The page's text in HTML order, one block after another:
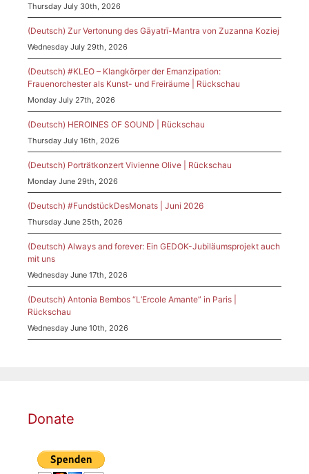
Thursday July 30th, 2026
(Deutsch) Zur Vertonung des Gāyatrī-Mantra von Zuzanna Koziej
Wednesday July 29th, 2026
(Deutsch) #KLEO – Klangkörper der Emanzipation:
Frauenorchester als Kunst- und Freiräume | Rückschau
Monday July 27th, 2026
(Deutsch) HEROINES OF SOUND | Rückschau
Thursday July 16th, 2026
(Deutsch) Porträtkonzert Vivienne Olive | Rückschau
Monday June 29th, 2026
(Deutsch) #FundstückDesMonats | Juni 2026
Thursday June 25th, 2026
(Deutsch) Always and forever: Ein GEDOK-Jubiläumsprojekt auch
mit uns
Wednesday June 17th, 2026
(Deutsch) Antonia Bembos “L’Ercole Amante” in Paris |
Rückschau
Wednesday June 10th, 2026
Donate